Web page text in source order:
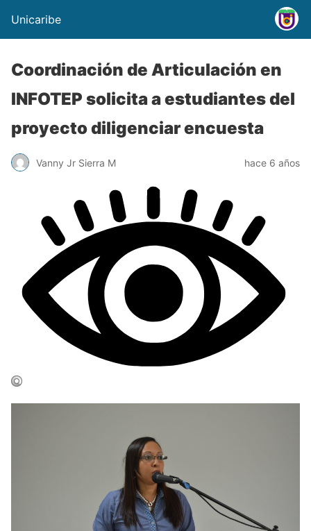
Unicaribe
Coordinación de Articulación en
INFOTEP solicita a estudiantes del
proyecto diligenciar encuesta
Vanny Jr Sierra M hace 6 años